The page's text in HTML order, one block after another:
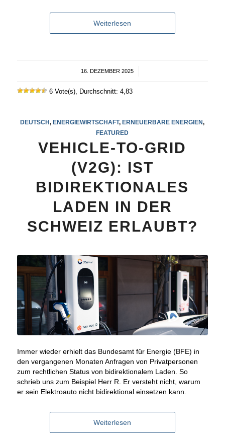
Weiterlesen
16. DEZEMBER 2025
/
6 Vote(s), Durchschnitt: 4,83
DEUTSCH, ENERGIEWIRTSCHAFT, ERNEUERBARE ENERGIEN,
FEATURED
VEHICLE-TO-GRID
(V2G): IST
BIDIREKTIONALES
LADEN IN DER
SCHWEIZ ERLAUBT?
Immer wieder erhielt das Bundesamt für Energie (BFE) in
den vergangenen Monaten Anfragen von Privatpersonen
zum rechtlichen Status von bidirektionalem Laden. So
schrieb uns zum Beispiel Herr R. Er versteht nicht, warum
er sein Elektroauto nicht bidirektional einsetzen kann.
Weiterlesen